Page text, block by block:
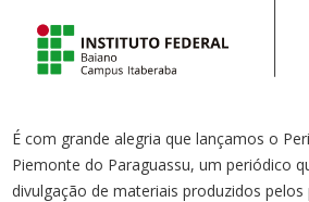
É com grande alegria que lançamos o
Piemonte do Paraguassu, um periódico
divulgação de materiais produzidos